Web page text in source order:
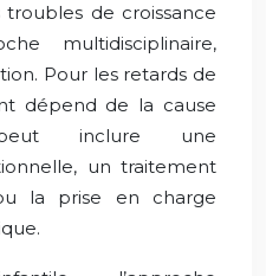
de croissance
multidisciplinaire,
Pour les retards de
dépend de la cause
inclure une
un traitement
la prise en charge